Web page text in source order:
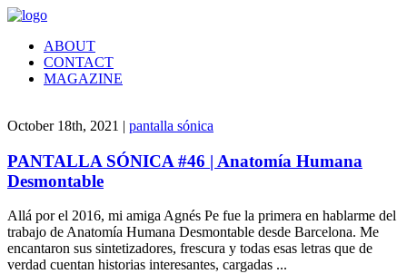
ABOUT
CONTACT
MAGAZINE
October 18th, 2021 | pantalla sónica
PANTALLA SÓNICA #46 | Anatomía Humana
Desmontable
Allá por el 2016, mi amiga Agnés Pe fue la primera en hablarme del
trabajo de Anatomía Humana Desmontable desde Barcelona. Me
encantaron sus sintetizadores, frescura y todas esas letras que de
verdad cuentan historias interesantes, cargadas ...